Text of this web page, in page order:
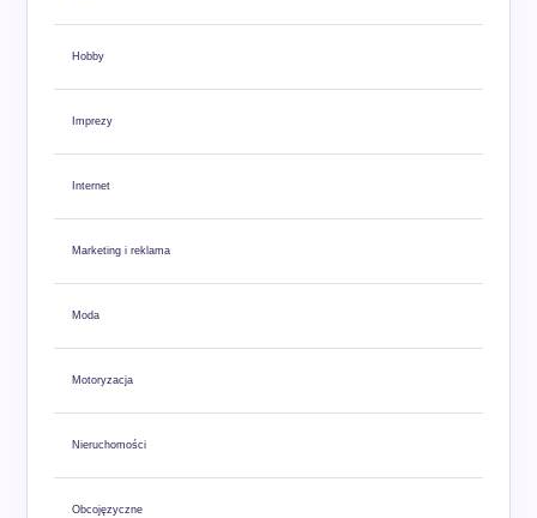
Hobby
Imprezy
Internet
Marketing i reklama
Moda
Motoryzacja
Nieruchomości
Obcojęzyczne